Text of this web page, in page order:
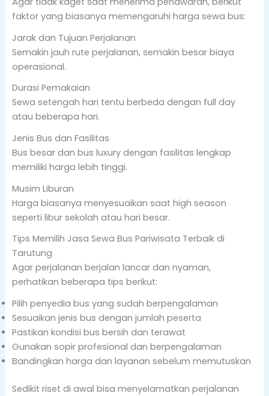
faktor yang biasanya memengaruhi harga sewa bus:
Jarak dan Tujuan Perjalanan
Semakin jauh rute perjalanan, semakin besar biaya
operasional.
Durasi Pemakaian
Sewa setengah hari tentu berbeda dengan full day
atau beberapa hari.
Jenis Bus dan Fasilitas
Bus besar dan bus luxury dengan fasilitas lengkap
memiliki harga lebih tinggi.
Musim Liburan
Harga biasanya menyesuaikan saat high season
seperti libur sekolah atau hari besar.
Tips Memilih Jasa Sewa Bus Pariwisata Terbaik di
Tarutung
Agar perjalanan berjalan lancar dan nyaman,
perhatikan beberapa tips berikut:
Pilih penyedia bus yang sudah berpengalaman
Sesuaikan jenis bus dengan jumlah peserta
Pastikan kondisi bus bersih dan terawat
Gunakan sopir profesional dan berpengalaman
Bandingkan harga dan layanan sebelum memutuskan
Sedikit riset di awal bisa menyelamatkan perjalanan